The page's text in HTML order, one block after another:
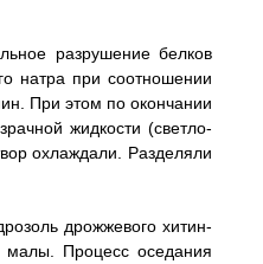
разрушение белков
натра при соотношении
При этом по окончании
жидкости (светло-
охлаждали. Разделяли
дрожжевого хитин-
малы. Процесс оседания